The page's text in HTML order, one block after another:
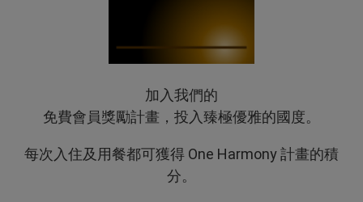
加入我們的
免費會員獎勵計畫，投入臻極優雅的國度。
每次入住及用餐都可獲得 One Harmony 計畫的積
分。